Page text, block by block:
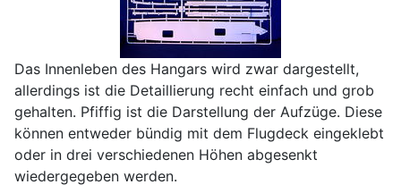
Das Innenleben des Hangars wird zwar dargestellt,
allerdings ist die Detaillierung recht einfach und grob
gehalten. Pfiffig ist die Darstellung der Aufzüge. Diese
können entweder bündig mit dem Flugdeck eingeklebt
oder in drei verschiedenen Höhen abgesenkt
wiedergegeben werden.